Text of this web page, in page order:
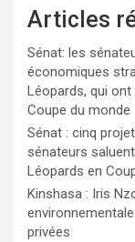
Articles
Sénat: les
économiques
Léopards, qui
Coupe du monde
Sénat : cinq
sénateurs
Léopards en
Kinshasa : Iris
privées